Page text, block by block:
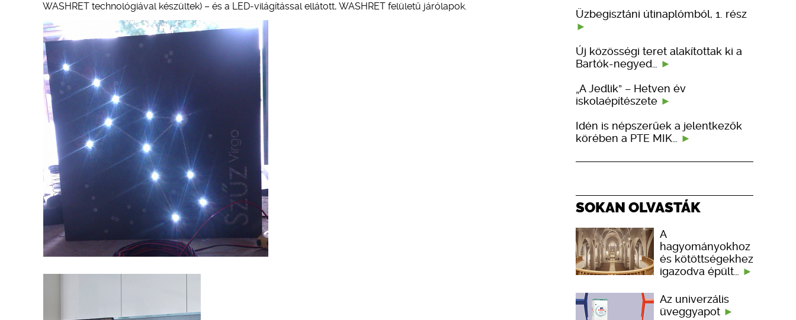
WASHRET technológiával készültek) – és a LED-világítással ellátott, WASHRET felületű járólapok.
Üzbegisztáni útinaplómból, 1. rész
Új közösségi teret alakítottak ki a
Bartók-negyed…
„A Jedlik” – Hetven év
iskolaépítészete
Idén is népszerűek a jelentkezők
körében a PTE MIK…
SOKAN OLVASTÁK
A
hagyományokhoz
és kötöttségekhez
igazodva épült…
Az univerzális
üveggyapot